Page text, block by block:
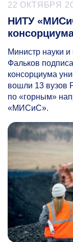
22 ОКТЯБРЯ
НИТУ
Министр науки
Фальков
консорциума
вошли 13 вузов
по «горным»
«МИСиС».